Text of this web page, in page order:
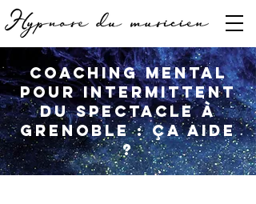
Coaching mental
pour intermittent
du spectacle à
Grenoble : ça aide
?